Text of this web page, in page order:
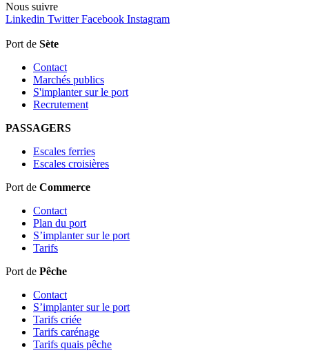
Nous suivre
Linkedin Twitter Facebook Instagram
Port de Sète
Contact
Marchés publics
S'implanter sur le port
Recrutement
PASSAGERS
Escales ferries
Escales croisières
Port de Commerce
Contact
Plan du port
S’implanter sur le port
Tarifs
Port de Pêche
Contact
S’implanter sur le port
Tarifs criée
Tarifs carénage
Tarifs quais pêche